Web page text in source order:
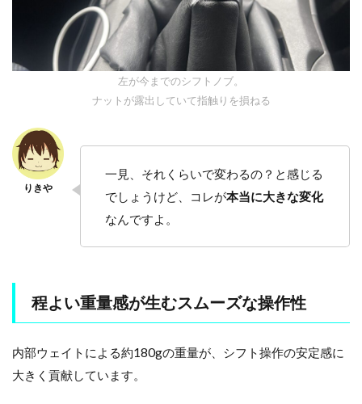
左が今までのシフトノブ。
ナットが露出していて指触りを損ねる
一見、それくらいで変わるの？と感じる
でしょうけど、コレが本当に大きな変化
なんですよ。
程よい重量感が生むスムーズな操作性
内部ウェイトによる約180gの重量が、シフト操作の安定感に
大きく貢献しています。